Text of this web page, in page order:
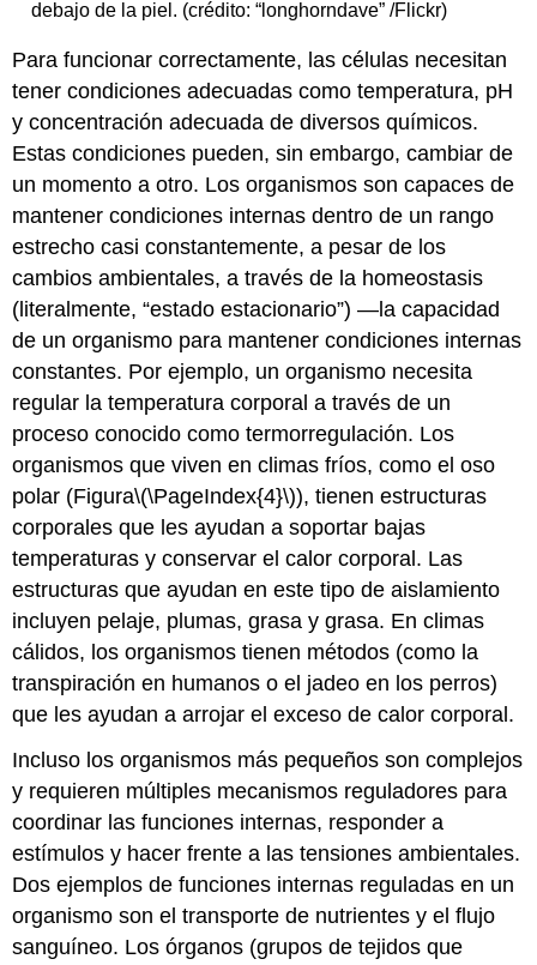
debajo de la piel. (crédito: “longhorndave” /Flickr)
Para funcionar correctamente, las células necesitan
tener condiciones adecuadas como temperatura, pH
y concentración adecuada de diversos químicos.
Estas condiciones pueden, sin embargo, cambiar de
un momento a otro. Los organismos son capaces de
mantener condiciones internas dentro de un rango
estrecho casi constantemente, a pesar de los
cambios ambientales, a través de la homeostasis
(literalmente, “estado estacionario”) —la capacidad
de un organismo para mantener condiciones internas
constantes. Por ejemplo, un organismo necesita
regular la temperatura corporal a través de un
proceso conocido como termorregulación. Los
organismos que viven en climas fríos, como el oso
polar (Figura\(\PageIndex{4}\)), tienen estructuras
corporales que les ayudan a soportar bajas
temperaturas y conservar el calor corporal. Las
estructuras que ayudan en este tipo de aislamiento
incluyen pelaje, plumas, grasa y grasa. En climas
cálidos, los organismos tienen métodos (como la
transpiración en humanos o el jadeo en los perros)
que les ayudan a arrojar el exceso de calor corporal.
Incluso los organismos más pequeños son complejos
y requieren múltiples mecanismos reguladores para
coordinar las funciones internas, responder a
estímulos y hacer frente a las tensiones ambientales.
Dos ejemplos de funciones internas reguladas en un
organismo son el transporte de nutrientes y el flujo
sanguíneo. Los órganos (grupos de tejidos que